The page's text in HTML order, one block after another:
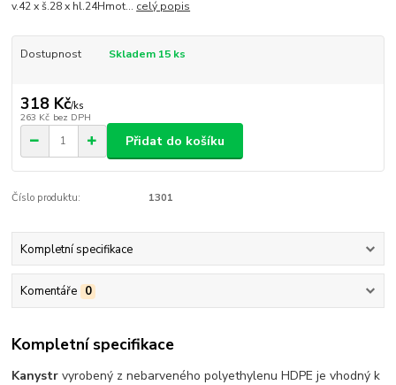
v.42 x š.28 x hl.24Hmot... celý popis
Dostupnost Skladem 15 ks
318 Kč/ks
263 Kč bez DPH
Přidat do košíku
Číslo produktu: 1301
Kompletní specifikace
Komentáře 0
Kompletní specifikace
Kanystr vyrobený z nebarveného polyethylenu HDPE je vhodný k